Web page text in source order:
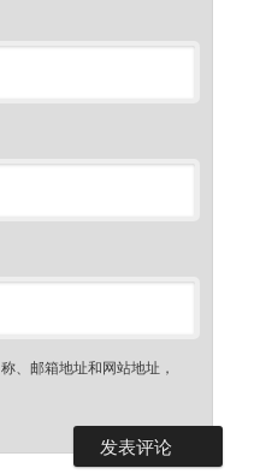
、邮箱地址和网站地址，